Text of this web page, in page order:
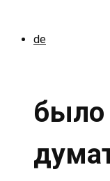
de
было